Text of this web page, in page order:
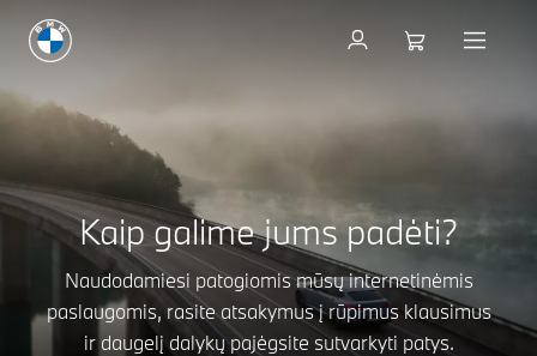
Kaip galime jums padėti?
Naudodamiesi patogiomis mūsų internetinėmis
paslaugomis, rasite atsakymus į rūpimus klausimus
ir daugelį dalykų pajėgsite sutvarkyti patys.